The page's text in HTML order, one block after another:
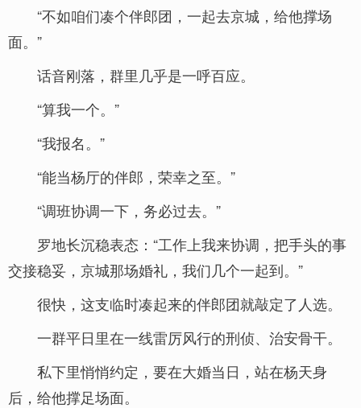
“不如咱们凑个伴郎团，一起去京城，给他撑场
面。”
话音刚落，群里几乎是一呼百应。
“算我一个。”
“我报名。”
“能当杨厅的伴郎，荣幸之至。”
“调班协调一下，务必过去。”
罗地长沉稳表态：“工作上我来协调，把手头的事
交接稳妥，京城那场婚礼，我们几个一起到。”
很快，这支临时凑起来的伴郎团就敲定了人选。
一群平日里在一线雷厉风行的刑侦、治安骨干。
私下里悄悄约定，要在大婚当日，站在杨天身
后，给他撑足场面。